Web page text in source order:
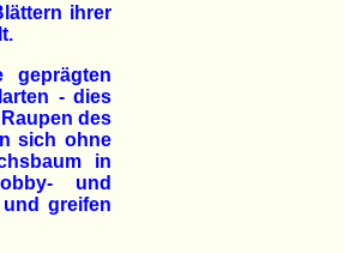
ihrer
geprägten
- dies
des
sich ohne
in
und
greifen